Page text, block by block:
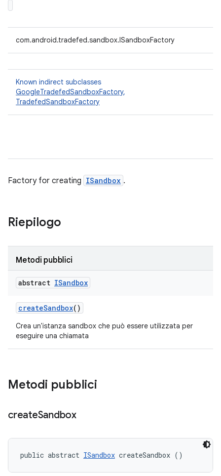
com.android.tradefed.sandbox.ISandboxFactory
Known indirect subclasses
GoogleTradefedSandboxFactory,
TradefedSandboxFactory
Factory for creating ISandbox .
Riepilogo
Metodi pubblici
abstract ISandbox
createSandbox()
Crea un'istanza sandbox che può essere utilizzata per
eseguire una chiamata
Metodi pubblici
createSandbox
public abstract ISandbox createSandbox ()